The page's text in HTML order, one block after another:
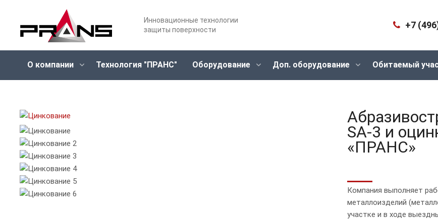
Инновационные технологии
защиты поверхности
+7
О компании Технология "ПРАНС" Оборудование Доп. оборудование Обитаемый
SA-3 и
«ПРАНС»
Компания выполняет
металлоизделий
участке и в ходе